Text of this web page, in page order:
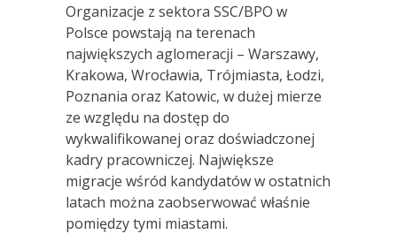
Organizacje z sektora SSC/BPO w
Polsce powstają na terenach
największych aglomeracji – Warszawy,
Krakowa, Wrocławia, Trójmiasta, Łodzi,
Poznania oraz Katowic, w dużej mierze
ze względu na dostęp do
wykwalifikowanej oraz doświadczonej
kadry pracowniczej. Największe
migracje wśród kandydatów w ostatnich
latach można zaobserwować właśnie
pomiędzy tymi miastami.